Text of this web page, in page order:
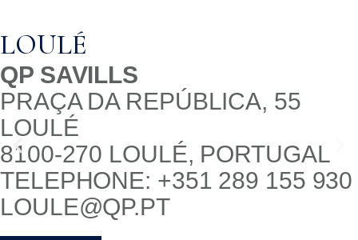
LOULÉ
QP SAVILLS
PRAÇA DA REPÚBLICA, 55
LOULÉ
8100-270 LOULÉ, PORTUGAL
TELEPHONE: +351 289 155 930
LOULE@QP.PT